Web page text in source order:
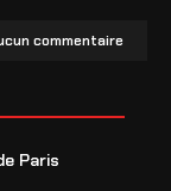
commentaire
Paris